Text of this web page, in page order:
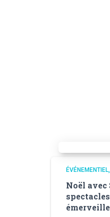
ÉVÉNEMENTIEL
Noël avec